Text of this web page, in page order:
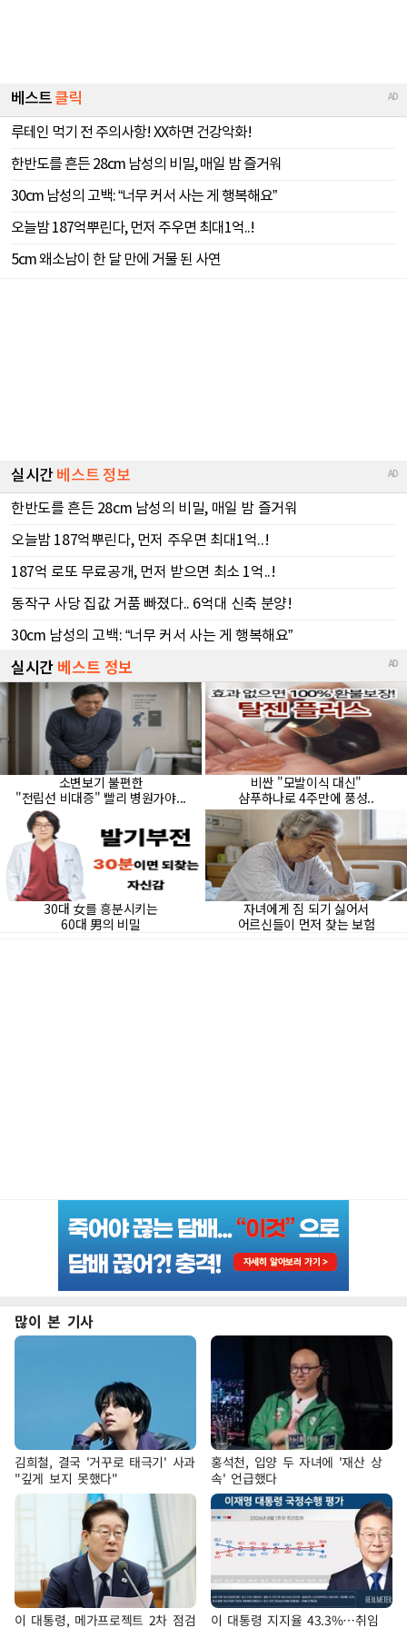
많이 본 기사
김희철, 결국 '거꾸로 태극기' 사과
"깊게 보지 못했다"
홍석천, 입양 두 자녀에 '재산 상
속' 언급했다
이 대통령, 메가프로젝트 2차 점검
이 대통령 지지율 43.3%…취임